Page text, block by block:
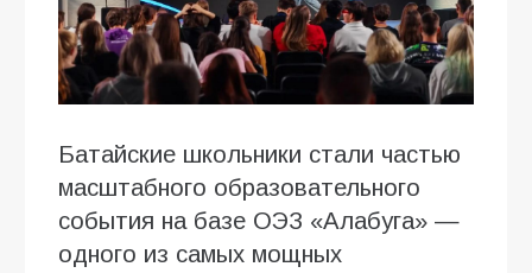
Батайские школьники стали частью
масштабного образовательного
события на базе ОЭЗ «Алабуга» —
одного из самых мощных